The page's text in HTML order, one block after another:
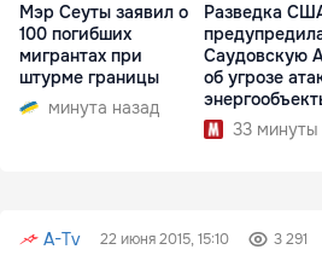
Мэр Сеуты заявил о
100 погибших
мигрантах при
штурме границы
минута назад
Разведка
Саудовскую
об угрозе
33 минуты
A-Tv 22 июня 2015, 15:10 3 291